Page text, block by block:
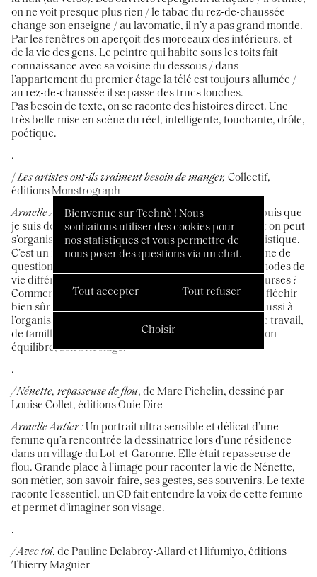
on ne voit presque plus rien / le tabac du rez-de-chaussée
change son enseigne / au lavomatic, il n’y a pas grand monde.
Par les fenêtres on aperçoit des morceaux des intérieurs, et
de la vie des gens. Le peintre qui habite sous les toits fait
connaissance avec sa voisine du dessous / dans
l’appartement du premier étage la télé est toujours allumée /
au rez-de-chaussée il se passe des trucs louches.
Pas besoin de texte, on se raconte des histoires direct. Une
très belle mise en scène du réel, intelligente, touchante, drôle,
poétique.
.
/Les artistes ont-ils vraiment besoin de manger, Collectif,
éditions Monstrograph
Armelle Antier :Je reviens régulièrement à ce livre depuis que
je suis dessinatrice indépendante, pour voir comment on peut
s’organiser concrètement pour vivre de son travail artistique.
C’est un recueil d’une dizaine d’entretiens, sous la forme de
questions posées à des artistes aux pratiques et aux modes de
vie différents. Qu’y a-t-il dans ton frigo ? Qui fait les courses ?
Comment et quand sont préparés les repas ? Ca fait réfléchir
bien sûr à l’alimentation, à la gestion des repas, mais aussi à
l’organisation de l’espace, de l’argent, et des temps : de travail,
de famille, de loisir, de repos... Chacun son système, son
équilibre, son bricolage.
.
/ Nénette, repasseuse de flou, de Marc Pichelin, dessiné par
Louise Collet, éditions Ouie Dire
Armelle Antier : Un portrait ultra sensible et délicat d’une
femme qu’a rencontrée la dessinatrice lors d’une résidence
dans un village du Lot-et-Garonne. Elle était repasseuse de
flou. Grande place à l’image pour raconter la vie de Nénette,
son métier, son savoir-faire, ses gestes, ses souvenirs. Le texte
raconte l’essentiel, un CD fait entendre la voix de cette femme
et permet d’imaginer son visage.
.
/ Avec toi, de Pauline Delabroy-Allard et Hifumiyo, éditions
Thierry Magnier
Bienvenue sur Technè ! Nous
souhaitons utiliser des cookies pour
nos statistiques et vous permettre de
nous poser des questions via un chat.
Tout accepter Tout refuser
Choisir